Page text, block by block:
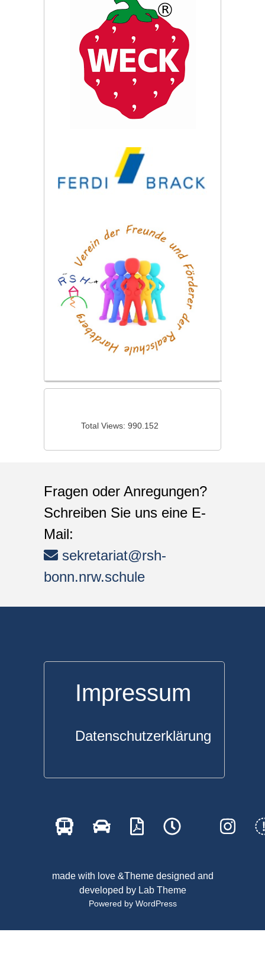
Total Views: 990.152
Fragen oder Anregungen?
Schreiben Sie uns eine E-
Mail:
sekretariat@rsh-
bonn.nrw.schule
Impressum
Datenschutzerklärung
made with love &Theme designed and
developed byLab Theme
Powered by WordPress